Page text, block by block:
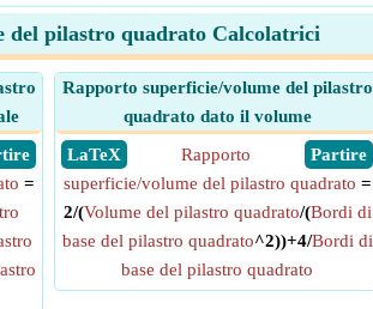
del pilastro quadrato Calcolatrici
=
Rapporto superficie/volume del pilastro
quadrato dato il volume
​ LaTeX
​ Partire
Rapporto
superficie/volume del pilastro quadrato =
2/(Volume del pilastro quadrato/(Bordi di
base del pilastro quadrato^2))+4/Bordi di
base del pilastro quadrato